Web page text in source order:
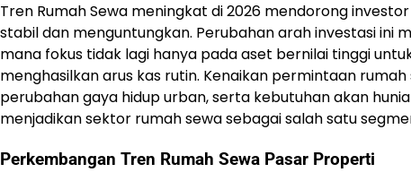
Tren Rumah Sewa meningkat di 2026 mendorong
stabil dan menguntungkan. Perubahan arah investasi ini
mana fokus tidak lagi hanya pada aset bernilai tinggi
menghasilkan arus kas rutin. Kenaikan permintaan
perubahan gaya hidup urban, serta kebutuhan akan
menjadikan sektor rumah sewa sebagai salah satu
Perkembangan Tren Rumah Sewa Pasar Properti